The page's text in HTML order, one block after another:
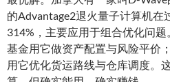
的Advantage2退火量子计算机在
314%，主要应用于组合优化问
基金用它做资产配置与风险平价
用它优化货运路线与仓库调度。